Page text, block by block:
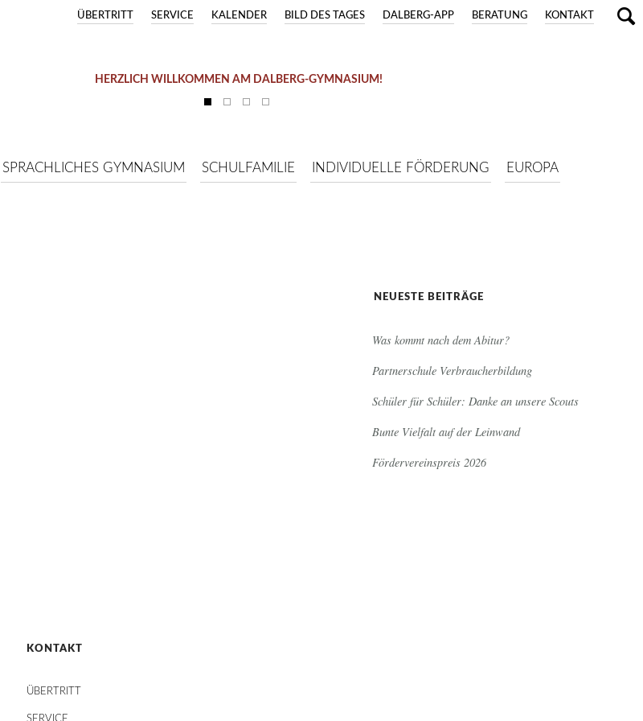
KONTAKT
BERATUNG
DALBERG-APP
BILD DES TAGES
KALENDER
SERVICE
ÜBERTRITT
HERZLICH WILLKOMMEN AM DALBERG-GYMNASIUM!
SPRACHLICHES GYMNASIUM SCHULFAMILIE INDIVIDUELLE FÖRDERUNG EUROPA
NEUESTE BEITRÄGE
Was kommt nach dem Abitur?
Partnerschule Verbraucherbildung
Schüler für Schüler: Danke an unsere Scouts
Bunte Vielfalt auf der Leinwand
Fördervereinspreis 2026
KONTAKT
ÜBERTRITT